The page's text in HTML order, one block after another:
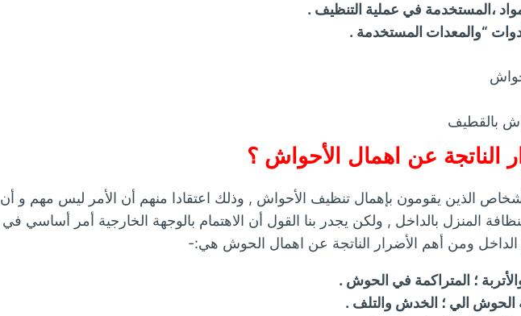
،المستخدمة في عملية التنظيف .
“والمعدات المستخدمة .
بالقطيف
الناتجة عن اهمال الأحواش ؟
الذين يقومون بإهمال تنظيف الأحواش , وذلك اعتقادا منهم أن الأمر ليس مهم و أن
المنزل بالداخل , ولكن يجدر بنا القول أن الاهتمام بالوجهة الخارجية أمر أساسي في
ومن أهم الأضرار الناتجة عن اهمال الحوش هي:-
والأتربة ؛ المتراكمة في الحوش .
الي ؛ الخدش والتلف .